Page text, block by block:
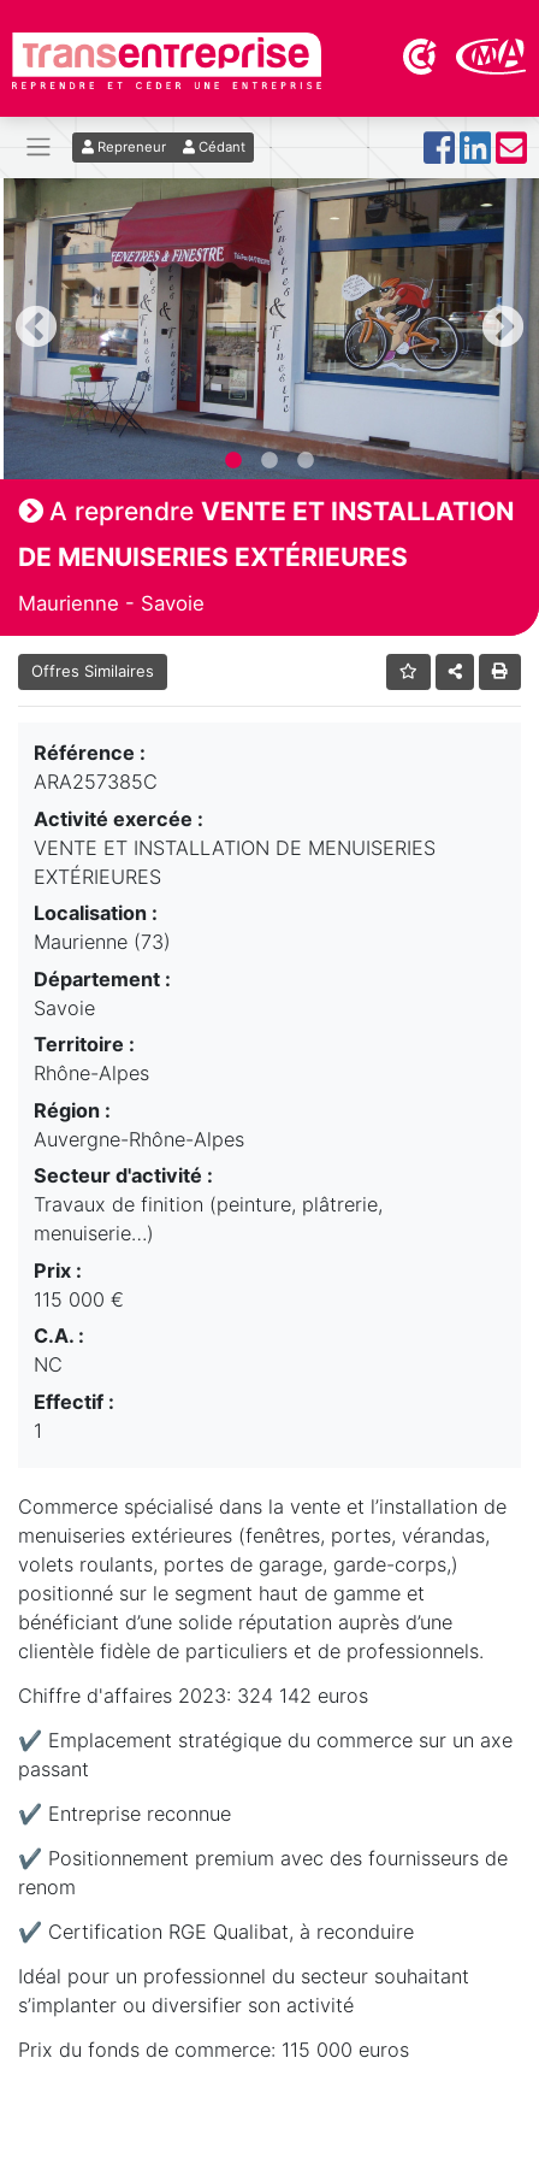
Repreneur Cédant
A reprendre VENTE ET INSTALLATION
DE MENUISERIES EXTÉRIEURES
Maurienne - Savoie
Offres Similaires
Référence :
ARA257385C
Activité exercée :
VENTE ET INSTALLATION DE MENUISERIES
EXTÉRIEURES
Localisation :
Maurienne (73)
Département :
Savoie
Territoire :
Rhône-Alpes
Région :
Auvergne-Rhône-Alpes
Secteur d'activité :
Travaux de finition (peinture, plâtrerie,
menuiserie…)
Prix :
115 000 €
C.A. :
NC
Effectif :
1
Commerce spécialisé dans la vente et l’installation de
menuiseries extérieures (fenêtres, portes, vérandas,
volets roulants, portes de garage, garde-corps,)
positionné sur le segment haut de gamme et
bénéficiant d’une solide réputation auprès d’une
clientèle fidèle de particuliers et de professionnels.
Chiffre d'affaires 2023: 324 142 euros
✔️ Emplacement stratégique du commerce sur un axe
passant
✔️ Entreprise reconnue
✔️ Positionnement premium avec des fournisseurs de
renom
✔️ Certification RGE Qualibat, à reconduire
Idéal pour un professionnel du secteur souhaitant
s’implanter ou diversifier son activité
Prix du fonds de commerce: 115 000 euros